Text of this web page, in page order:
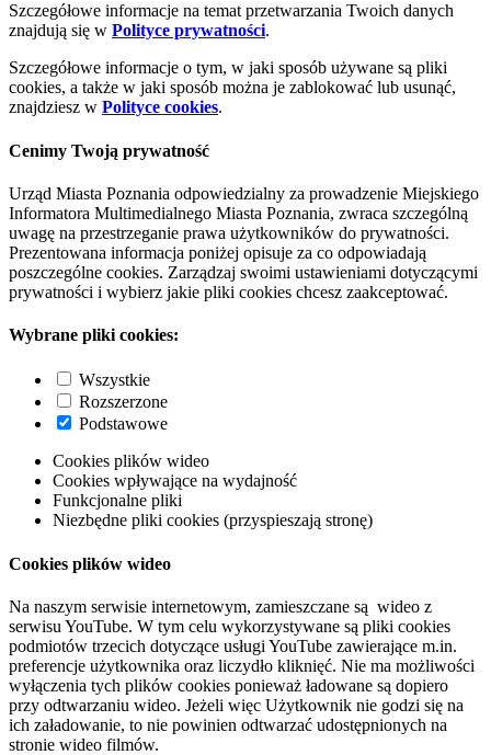
Szczegółowe informacje na temat przetwarzania Twoich danych
znajdują się w Polityce prywatności.
Szczegółowe informacje o tym, w jaki sposób używane są pliki
cookies, a także w jaki sposób można je zablokować lub usunąć,
znajdziesz w Polityce cookies.
Cenimy Twoją prywatność
Urząd Miasta Poznania odpowiedzialny za prowadzenie Miejskiego
Informatora Multimedialnego Miasta Poznania, zwraca szczególną
uwagę na przestrzeganie prawa użytkowników do prywatności.
Prezentowana informacja poniżej opisuje za co odpowiadają
poszczególne cookies. Zarządzaj swoimi ustawieniami dotyczącymi
prywatności i wybierz jakie pliki cookies chcesz zaakceptować.
Wybrane pliki cookies:
Wszystkie
Rozszerzone
Podstawowe
Cookies plików wideo
Cookies wpływające na wydajność
Funkcjonalne pliki
Niezbędne pliki cookies (przyspieszają stronę)
Cookies plików wideo
Na naszym serwisie internetowym, zamieszczane są wideo z
serwisu YouTube. W tym celu wykorzystywane są pliki cookies
podmiotów trzecich dotyczące usługi YouTube zawierające m.in.
preferencje użytkownika oraz liczydło kliknięć. Nie ma możliwości
wyłączenia tych plików cookies ponieważ ładowane są dopiero
przy odtwarzaniu wideo. Jeżeli więc Użytkownik nie godzi się na
ich załadowanie, to nie powinien odtwarzać udostępnionych na
stronie wideo filmów.